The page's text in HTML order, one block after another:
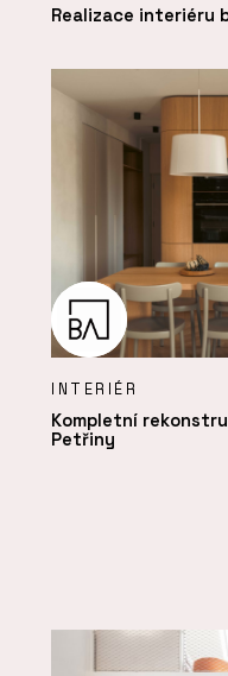
Realizace interiéru
INTERIÉR
Kompletní
Petřiny